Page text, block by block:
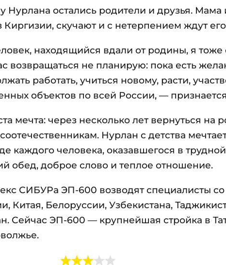
остались родители и друзья. Мама
скучают и с нетерпением ждут
находящийся вдали от родины, я тоже
возвращаться не планирую: пока есть
работать, учиться новому, расти,
объектов по всей России, —
мечта: через несколько лет вернуться на
Нурлан с детства
каждого человека, оказавшегося в
обед, доброе слово и теплое отношение.
СИБУРа ЭП-600 возводят специалисты
Китая, Белоруссии, Узбекистана,
Сейчас ЭП-600 — крупнейшая стройка в